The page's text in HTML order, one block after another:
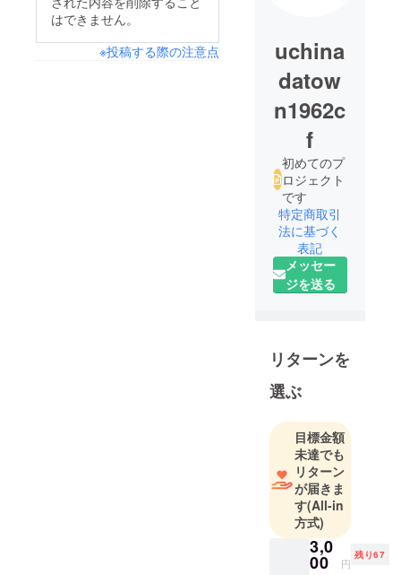
はできません。
※投稿する際の注意点
uchina
datow
n1962c
f
初めてのプ
ロジェクト
です
特定商取引
法に基づく
表記
メッセー
ジを送る
リターンを
選ぶ
目標金額
未達でも
リターン
が届きま
す(All-in
方式)
3,0
00 円
残り67